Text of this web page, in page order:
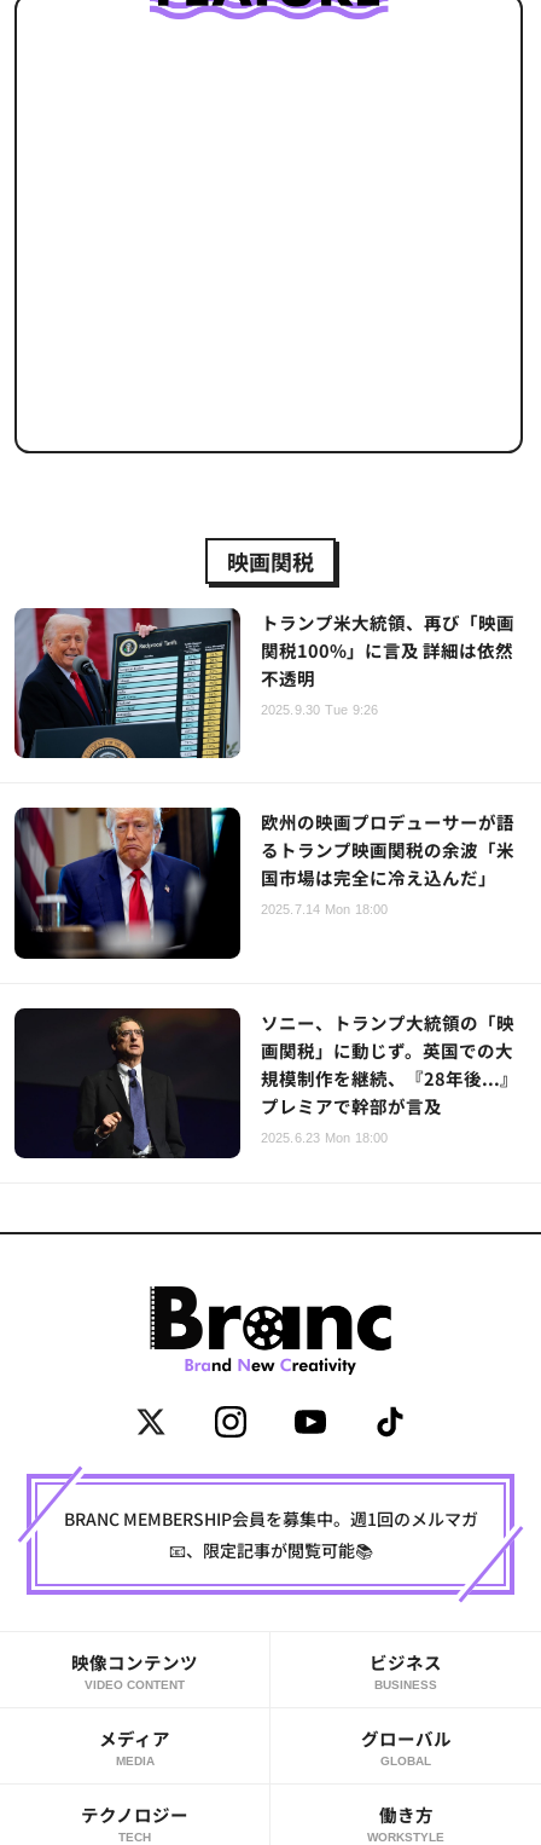
映画関税
トランプ米大統領、再び「映画
関税100%」に言及 詳細は依然
不透明
2025.9.30 Tue 9:26
欧州の映画プロデューサーが語
るトランプ映画関税の余波「米
国市場は完全に冷え込んだ」
2025.7.14 Mon 18:00
ソニー、トランプ大統領の「映
画関税」に動じず。英国での大
規模制作を継続、『28年後...』
プレミアで幹部が言及
2025.6.23 Mon 18:00
BRANC MEMBERSHIP会員を募集中。週1回のメルマガ
📧、限定記事が閲覧可能📚
映像コンテンツ
VIDEO CONTENT
ビジネス
BUSINESS
メディア
MEDIA
グローバル
GLOBAL
テクノロジー
TECH
働き方
WORKSTYLE